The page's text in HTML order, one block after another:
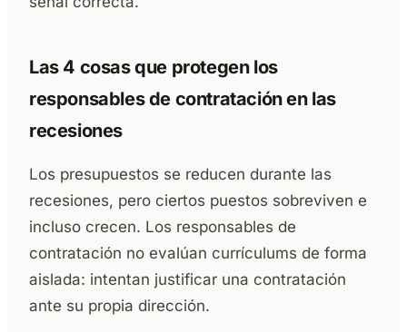
Las 4 cosas que protegen los
responsables de contratación en las
recesiones
Los presupuestos se reducen durante las
recesiones, pero ciertos puestos sobreviven e
incluso crecen. Los responsables de
contratación no evalúan currículums de forma
aislada: intentan justificar una contratación
ante su propia dirección.